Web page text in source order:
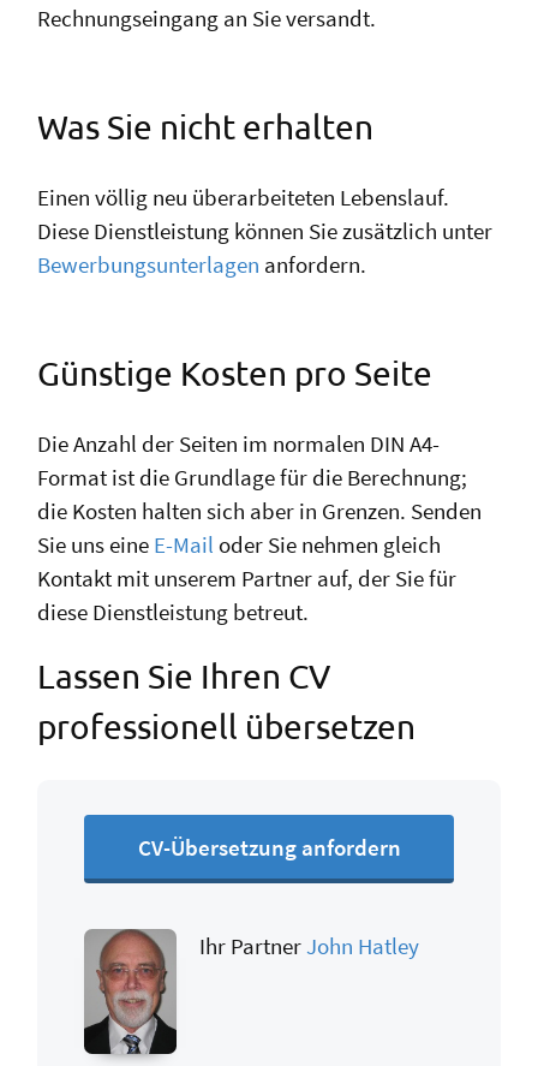
Rechnungseingang an Sie versandt.
Was Sie nicht erhalten
Einen völlig neu überarbeiteten Lebenslauf.
Diese Dienstleistung können Sie zusätzlich unter
Bewerbungsunterlagen anfordern.
Günstige Kosten pro Seite
Die Anzahl der Seiten im normalen DIN A4-
Format ist die Grundlage für die Berechnung;
die Kosten halten sich aber in Grenzen. Senden
Sie uns eine E-Mail oder Sie nehmen gleich
Kontakt mit unserem Partner auf, der Sie für
diese Dienstleistung betreut.
Lassen Sie Ihren CV
professionell übersetzen
CV-Übersetzung anfordern
Ihr PartnerJohn Hatley